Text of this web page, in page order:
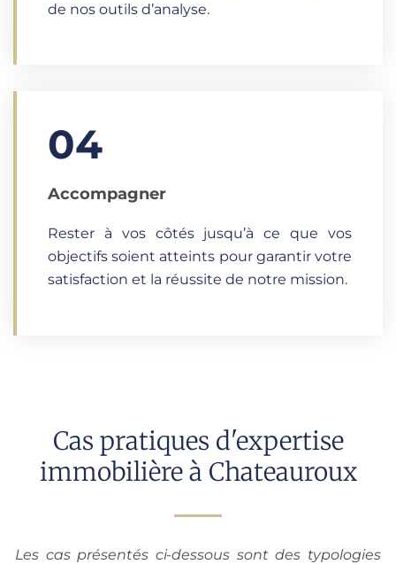
de nos outils d’analyse.
04
Accompagner
Rester à vos côtés jusqu’à ce que vos
objectifs soient atteints pour garantir votre
satisfaction et la réussite de notre mission.
Cas pratiques d'expertise
immobilière à Chateauroux
Les cas présentés ci-dessous sont des typologies